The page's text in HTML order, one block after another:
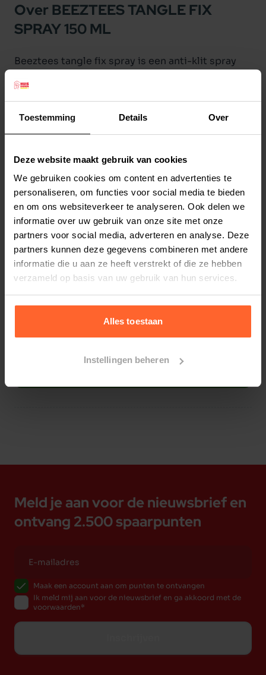
Toestemming Details Over
Deze website maakt gebruik van cookies
We gebruiken cookies om content en advertenties te
personaliseren, om functies voor social media te bieden
en om ons websiteverkeer te analyseren. Ook delen we
informatie over uw gebruik van onze site met onze
partners voor social media, adverteren en analyse. Deze
partners kunnen deze gegevens combineren met andere
informatie die u aan ze heeft verstrekt of die ze hebben
verzameld op basis van uw gebruik van hun services.
Alles toestaan
Instellingen beheren
Over BEEZTEES TANGLE FIX
SPRAY 150 ML
Beeztees tangle fix spray is een anti-klit spray
Inhoud: 150 ml.
Productspecificaties
Stel uw bestelherinnering in:(2 weken)
2 weken
Elke
4 weken
Elke
6 weken
Elke
8 weken
Elke
10 weken
Elke
12 weken
Meld je aan voor de nieuwsbrief en
ontvang 2.500 spaarpunten
Maak een account aan om punten te ontvangen
Ik meld mij aan voor de nieuwsbrief en ga akkoord met de
voorwaarden